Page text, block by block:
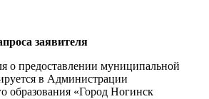
заявителя
о предоставлении муниципальной
в Администрации
образования «Город Ногинск